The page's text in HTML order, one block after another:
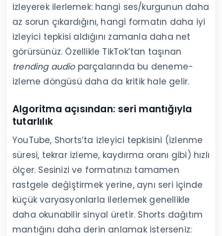
izleyerek ilerlemek: hangi ses/kurgunun daha
az sorun çıkardığını, hangi formatın daha iyi
izleyici tepkisi aldığını zamanla daha net
görürsünüz. Özellikle TikTok’tan taşınan
trending audioparçalarında bu deneme-
izleme döngüsü daha da kritik hale gelir.
Algoritma açısından: seri mantığıyla
tutarlılık
YouTube, Shorts’ta izleyici tepkisini (izlenme
süresi, tekrar izleme, kaydırma oranı gibi) hızlı
ölçer. Sesinizi ve formatınızı tamamen
rastgele değiştirmek yerine, aynı seri içinde
küçük varyasyonlarla ilerlemek genellikle
daha okunabilir sinyal üretir. Shorts dağıtım
mantığını daha derin anlamak isterseniz: